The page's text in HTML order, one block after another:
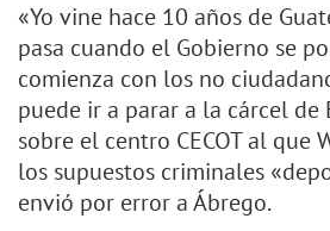
«Yo vine hace 10 años de
pasa cuando el Gobierno se
comienza con los no
puede ir a parar a la cárcel de
sobre el centro CECOT al que
los supuestos criminales
envió por error a Ábrego.